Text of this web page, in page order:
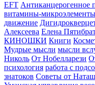
EFT Антиканцерогенное
витамины-микроэлементы
движение
Алексеева Елена
КИНОШКИ Книги
Мудрые мысли мысли
Николь От Нобелларези
психология работа с
знатоков Советы от